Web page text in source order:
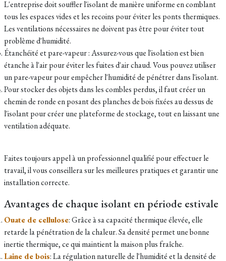
L'entreprise doit souffler l'isolant de manière uniforme en comblant
tous les espaces vides et les recoins pour éviter les ponts thermiques.
Les ventilations nécessaires ne doivent pas être pour éviter tout
problème d'humidité.
Étanchéité et pare-vapeur : Assurez-vous que l'isolation est bien
étanche à l'air pour éviter les fuites d'air chaud. Vous pouvez utiliser
un pare-vapeur pour empêcher l'humidité de pénétrer dans l'isolant.
Pour stocker des objets dans les combles perdus, il faut créer un
chemin de ronde en posant des planches de bois fixées au dessus de
l'isolant pour créer une plateforme de stockage, tout en laissant une
ventilation adéquate.
Faites toujours appel à un professionnel qualifié pour effectuer le
travail, il vous conseillera sur les meilleures pratiques et garantir une
installation correcte.
Avantages de chaque isolant en période estivale
Ouate de cellulose: Grâce à sa capacité thermique élevée, elle
retarde la pénétration de la chaleur. Sa densité permet une bonne
inertie thermique, ce qui maintient la maison plus fraîche.
Laine de bois: La régulation naturelle de l'humidité et la densité de